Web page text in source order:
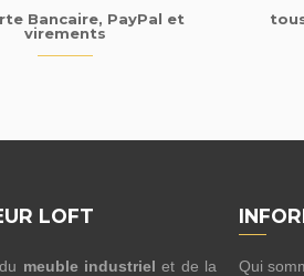
Bancaire, PayPal et
virements
LOFT
meuble industriel et de la
Qui